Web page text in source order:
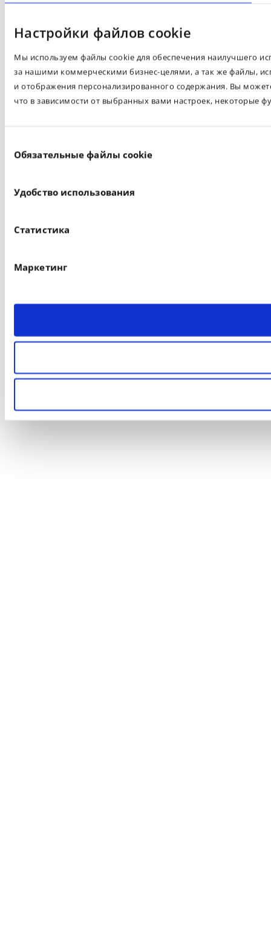
Настройки файлов cookie
Мы используем файлы cookie для обеспечения наилучшего
за нашими коммерческими бизнес-целями, а так же файлы,
и отображения персонализированного содержания. Вы
что в зависимости от выбранных вами настроек, некоторые
согласия
Обязательные файлы cookie
Удобство использования
Статистика
Маркетинг